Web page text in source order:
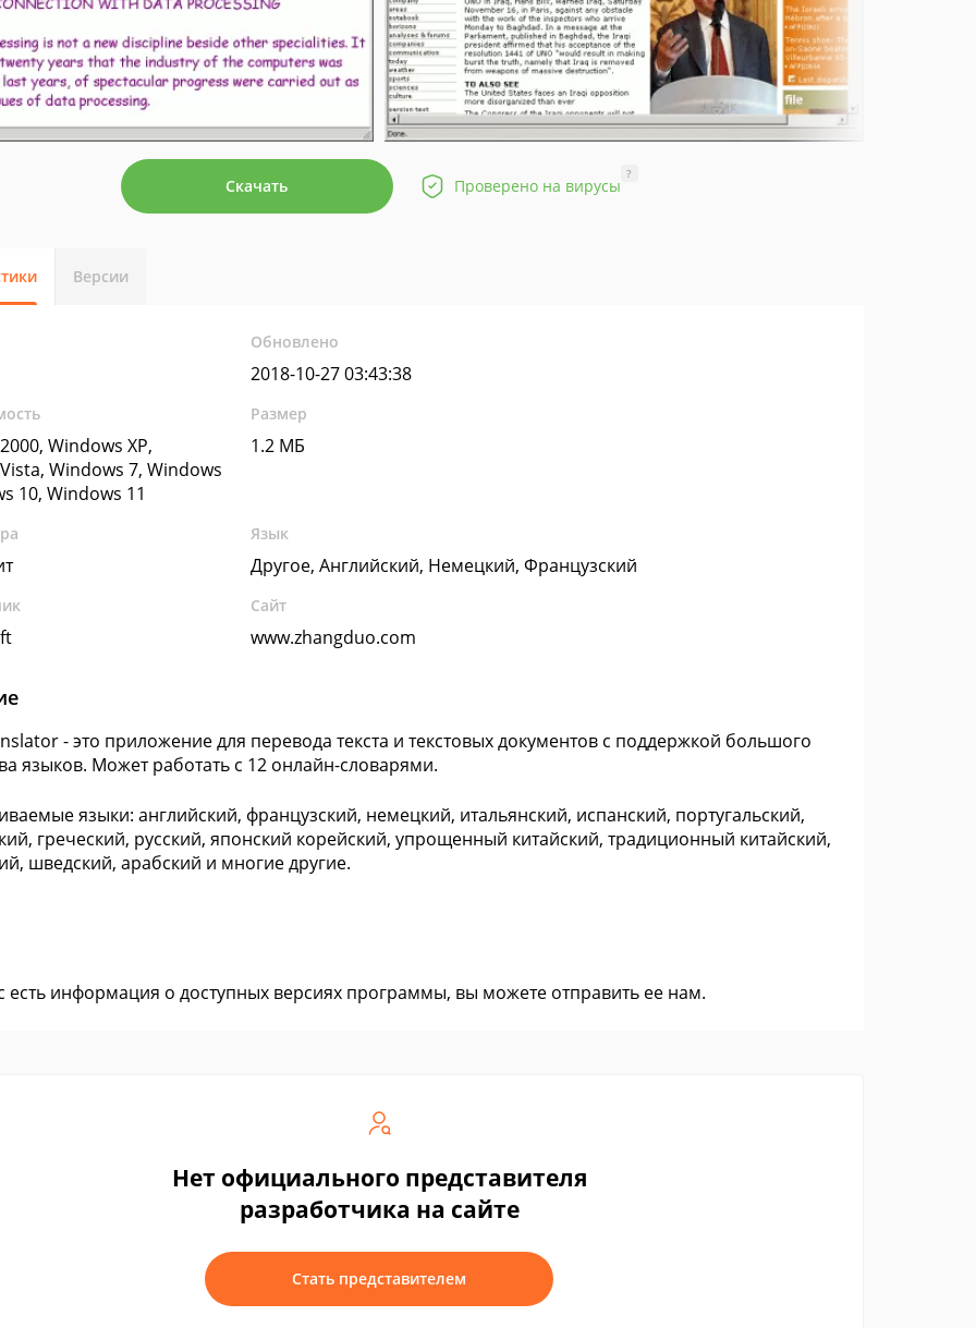
Скачать Проверено на вирусы
?
Версии
Обновлено
2018-10-27 03:43:38
Windows XP,
Windows 7, Windows
10, Windows 11
Размер
1.2 МБ
Язык
Другое, Английский, Немецкий, Французский
Сайт
www.zhangduo.com
- это приложение для перевода текста и текстовых документов с поддержкой большого
языков. Может работать с 12 онлайн-словарями.
языки: английский, французский, немецкий, итальянский, испанский, португальский,
греческий, русский, японский корейский, упрощенный китайский, традиционный китайский,
шведский, арабский и многие другие.
есть информация о доступных версиях программы, вы можете отправить ее нам.
Нет официального представителя
разработчика на сайте
Стать представителем